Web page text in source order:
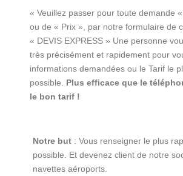
« Veuillez passer pour toute demande
ou de « Prix », par notre formulaire de
« DEVIS EXPRESS » Une personne
très précisément et rapidement pour
informations demandées ou le Tarif le
possible. Plus efficace que le
le bon tarif !
Notre but : Vous renseigner le plus
possible. Et devenez client de notre
navettes aéroports.